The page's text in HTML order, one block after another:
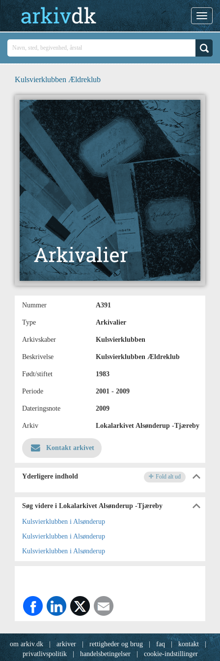
Kulsvierklubben Ældreklub
Nummer A391
Type Arkivalier
Arkivskaber Kulsvierklubben
Beskrivelse Kulsvierklubben Ældreklub
Født/stiftet 1983
Periode 2001 - 2009
Dateringsnote 2009
Arkiv Lokalarkivet Alsønderup -Tjæreby
Kontakt arkivet
Yderligere indhold Fold alt ud
Søg videre i Lokalarkivet Alsønderup -Tjæreby
Kulsvierklubben i Alsønderup
Kulsvierklubben i Alsønderup
Kulsvierklubben i Alsønderup
om arkiv.dk arkiver rettigheder og brug | faq | kontakt |
privatlivspolitik
handelsbetingelser cookie-indstillinger